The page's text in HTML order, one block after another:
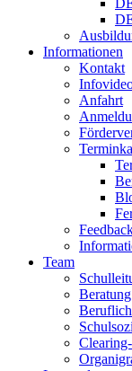
Informationen
Kontakt
Anfahrt
Team
Beratung